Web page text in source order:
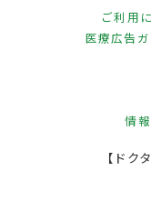
ご利用
医療広告
情
【ドク